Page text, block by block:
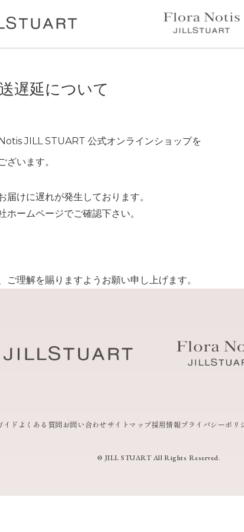
遅延について
JILL STUART 公式オンラインショップを
ざいます。
けに遅れが発生しております。
ームページでご確認下さい。
理解を賜りますようお願い申し上げます。
イド よくある質問お問い合わせサイトマップ採用情報プライバシーポリ
© JILL STUART All Rights Reserved.